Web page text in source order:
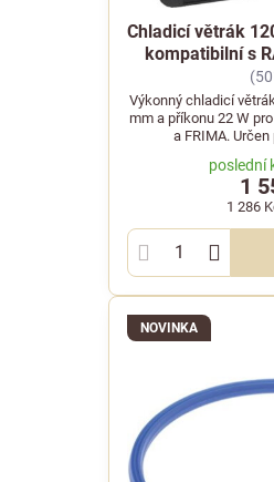
Chladicí větrák
kompatibilní s
Výkonný chladicí
mm a příkonu 22 W
a FRIMA. Určen
poslední
1
1 286
NOVINKA